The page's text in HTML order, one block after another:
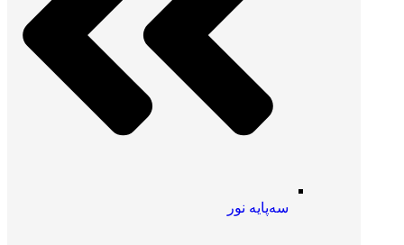
سه‌پایه نور